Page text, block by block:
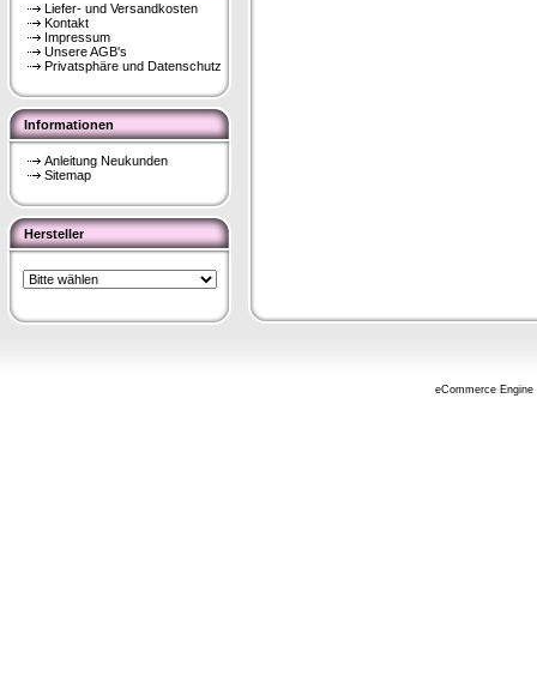
Liefer- und Versandkosten
Kontakt
Impressum
Unsere AGB's
Privatsphäre und Datenschutz
Informationen
Anleitung Neukunden
Sitemap
Hersteller
eCommerce